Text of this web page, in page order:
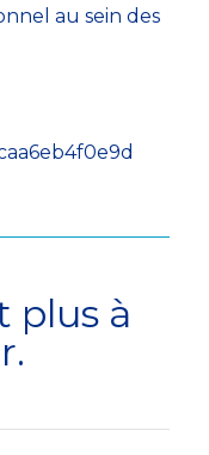
au sein des
plus à